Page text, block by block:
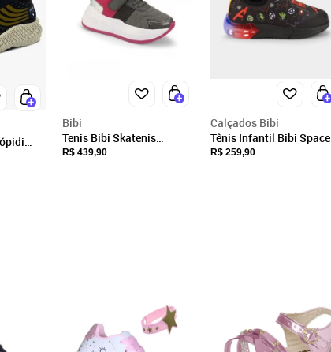
Social
de Lima Dias ME
VEREADOR JOSE FIORIN, 423
SP/SP
16.200-297
Bibi
Tenis Bibi Skatenis
1243016 Rodinhas
R$ 439,90
Calçados Bibi
Tênis Infantil Bibi Space
do Homem de Ferro 20
R$ 259,90